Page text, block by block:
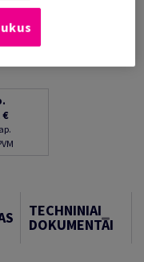
€
TECHNINIAI
DOKUMENTAI